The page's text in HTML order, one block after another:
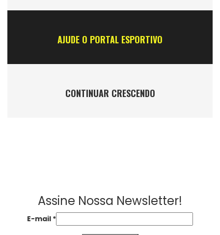
AJUDE O PORTAL ESPORTIVO
CONTINUAR CRESCENDO
Assine Nossa Newsletter!
E-mail *